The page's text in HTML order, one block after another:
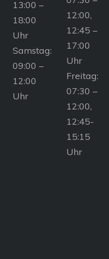
13:00 –
18:00
Uhr
Samstag:
09:00 –
12:00
Uhr
12:00,
12:45 –
17:00
Uhr
Freitag:
07:30 –
12:00,
12:45-
15:15
Uhr